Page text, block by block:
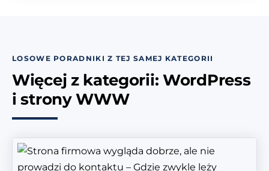
LOSOWE PORADNIKI Z TEJ SAMEJ KATEGORII
Więcej z kategorii: WordPress
i strony WWW